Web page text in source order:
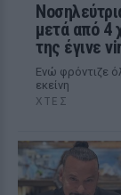
μετά από 4
της έγινε
Ενώ φρόντιζε
εκείνη
ΧΤΕΣ